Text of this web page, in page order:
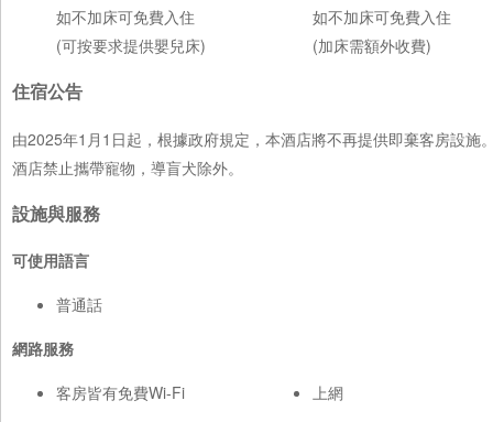
如不加床可免費入住
(可按要求提供嬰兒床)
如不加床可免費入住
(加床需額外收費)
住宿公告
由2025年1月1日起，根據政府規定，本酒店將不再提供即棄客房設
酒店禁止攜帶寵物，導盲犬除外。
設施與服務
可使用語言
普通話
網路服務
客房皆有免費Wi-Fi
上網